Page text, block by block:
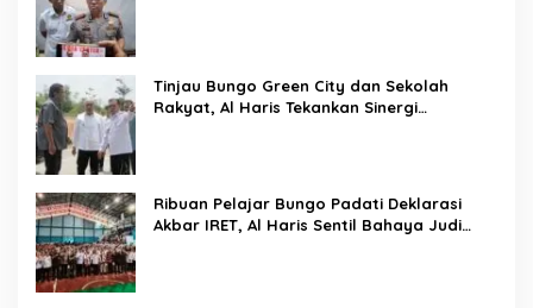
Tinjau Bungo Green City dan Sekolah
Rakyat, Al Haris Tekankan Sinergi
Ribuan Pelajar Bungo Padati Deklarasi
Akbar IRET, Al Haris Sentil Bahaya Judi